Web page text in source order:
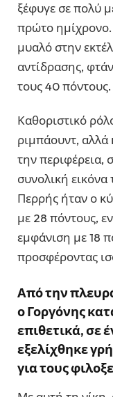
ξέφυγε σε πολύ
πρώτο
μυαλό στην
αντίδρασης,
τους 40 πόντους.
Καθοριστικό
ριμπάουντ, αλλά
την περιφέρεια,
συνολική
Περρής ήταν ο
με 28 πόντους,
εμφάνιση με 18
προσφέροντας
Από την
ο Γοργόνης
επιθετικά, σε
εξελίχθηκε
για τους